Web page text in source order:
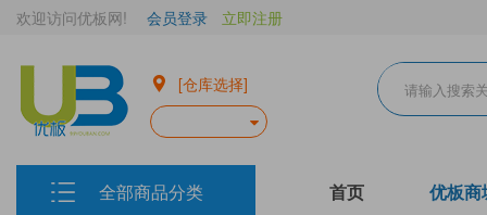
欢迎访问优板网! 会员登录 立即注册
[仓库选择]
全部商品分类 首页 优板商